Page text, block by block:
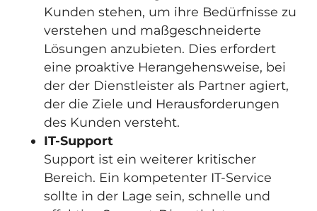
Kunden stehen, um ihre Bedürfnisse zu
verstehen und maßgeschneiderte
Lösungen anzubieten. Dies erfordert
eine proaktive Herangehensweise, bei
der der Dienstleister als Partner agiert,
der die Ziele und Herausforderungen
des Kunden versteht.
IT-Support
Support ist ein weiterer kritischer
Bereich. Ein kompetenter IT-Service
sollte in der Lage sein, schnelle und